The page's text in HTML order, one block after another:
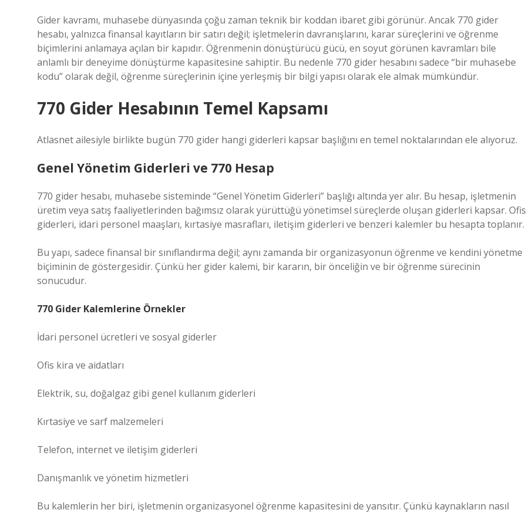
Gider kavramı, muhasebe dünyasında çoğu zaman teknik bir koddan ibaret gibi görünür. Ancak 770 gider
hesabı, yalnızca finansal kayıtların bir satırı değil; işletmelerin davranışlarını, karar süreçlerini ve öğrenme
biçimlerini anlamaya açılan bir kapıdır. Öğrenmenin dönüştürücü gücü, en soyut görünen kavramları bile
anlamlı bir deneyime dönüştürme kapasitesine sahiptir. Bu nedenle 770 gider hesabını sadece “bir muhasebe
kodu” olarak değil, öğrenme süreçlerinin içine yerleşmiş bir bilgi yapısı olarak ele almak mümkündür.
770 Gider Hesabının Temel Kapsamı
Atlasnet ailesiyle birlikte bugün 770 gider hangi giderleri kapsar başlığını en temel noktalarından ele alıyoruz.
Genel Yönetim Giderleri ve 770 Hesap
770 gider hesabı, muhasebe sisteminde “Genel Yönetim Giderleri” başlığı altında yer alır. Bu hesap, işletmenin
üretim veya satış faaliyetlerinden bağımsız olarak yürüttüğü yönetimsel süreçlerde oluşan giderleri kapsar. Ofis
giderleri, idari personel maaşları, kırtasiye masrafları, iletişim giderleri ve benzeri kalemler bu hesapta toplanır.
Bu yapı, sadece finansal bir sınıflandırma değil; aynı zamanda bir organizasyonun öğrenme ve kendini yönetme
biçiminin de göstergesidir. Çünkü her gider kalemi, bir kararın, bir önceliğin ve bir öğrenme sürecinin
sonucudur.
770 Gider Kalemlerine Örnekler
İdari personel ücretleri ve sosyal giderler
Ofis kira ve aidatları
Elektrik, su, doğalgaz gibi genel kullanım giderleri
Kırtasiye ve sarf malzemeleri
Telefon, internet ve iletişim giderleri
Danışmanlık ve yönetim hizmetleri
Bu kalemlerin her biri, işletmenin organizasyonel öğrenme kapasitesini de yansıtır. Çünkü kaynakların nasıl